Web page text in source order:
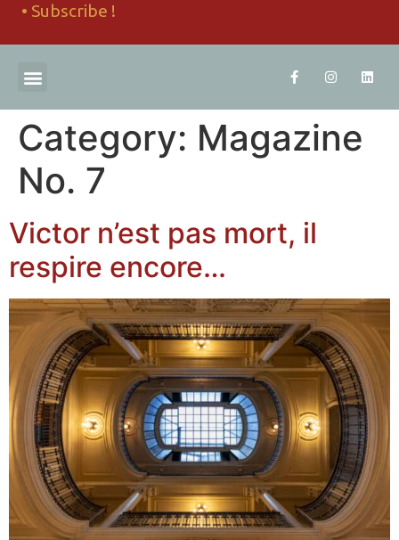
• Subscribe !
Category: Magazine
No. 7
Victor n’est pas mort, il
respire encore…